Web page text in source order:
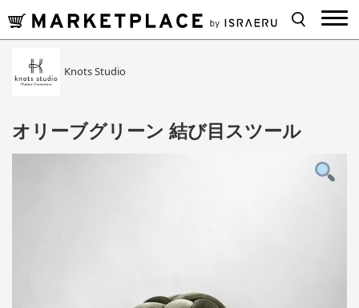
Knots Studio
オリーブグリーン 結び目スツール